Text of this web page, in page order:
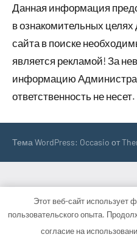
Данная информация
в ознакомительных
сайта в поиске
является рекламой! За
информацию
ответственность не несет.
Тема WordPress: Occasio от
Этот веб-сайт
пользовательского опыта.
согласие на